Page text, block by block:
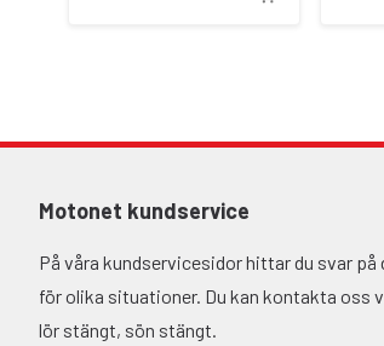
Motonet kundservice
På våra kundservicesidor hittar du svar
för olika situationer. Du kan kontakta oss
lör stängt, sön stängt.